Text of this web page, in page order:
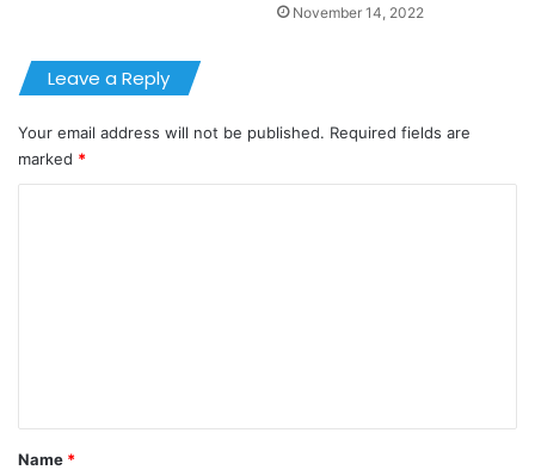
November 14, 2022
Leave a Reply
Your email address will not be published. Required fields are
marked *
*
Name *